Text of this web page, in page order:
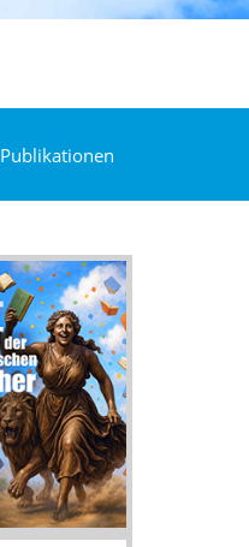
Publikationen